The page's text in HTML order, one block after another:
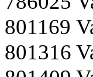
801169
801316